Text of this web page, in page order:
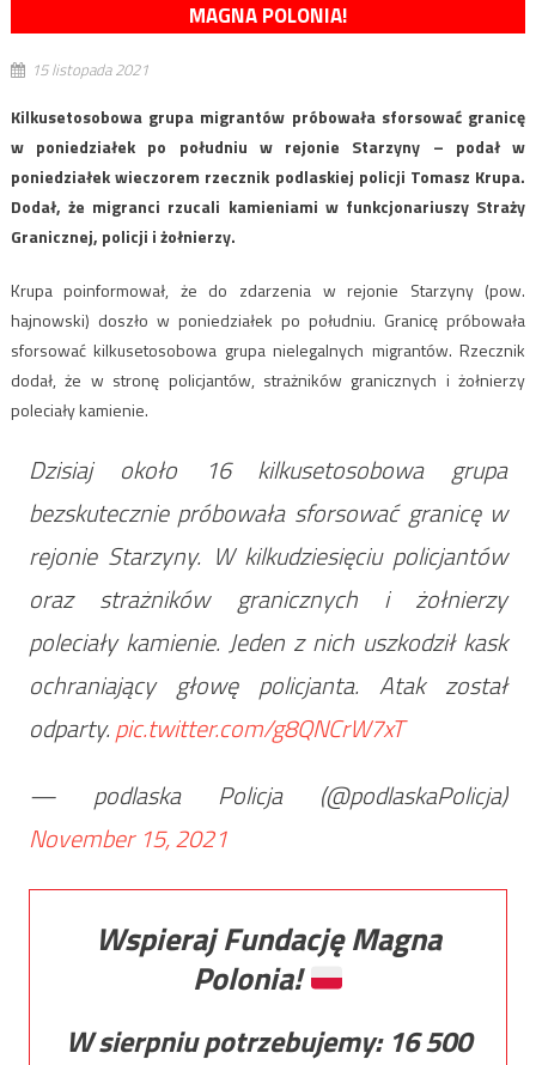
MAGNA POLONIA!
15 listopada 2021
Kilkusetosobowa grupa migrantów próbowała sforsować granicę
w poniedziałek po południu w rejonie Starzyny – podał w
poniedziałek wieczorem rzecznik podlaskiej policji Tomasz Krupa.
Dodał, że migranci rzucali kamieniami w funkcjonariuszy Straży
Granicznej, policji i żołnierzy.
Krupa poinformował, że do zdarzenia w rejonie Starzyny (pow.
hajnowski) doszło w poniedziałek po południu. Granicę próbowała
sforsować kilkusetosobowa grupa nielegalnych migrantów. Rzecznik
dodał, że w stronę policjantów, strażników granicznych i żołnierzy
poleciały kamienie.
Dzisiaj około 16 kilkusetosobowa grupa
bezskutecznie próbowała sforsować granicę w
rejonie Starzyny. W kilkudziesięciu policjantów
oraz strażników granicznych i żołnierzy
poleciały kamienie. Jeden z nich uszkodził kask
ochraniający głowę policjanta. Atak został
odparty.pic.twitter.com/g8QNCrW7xT
— podlaska Policja (@podlaskaPolicja)
November 15, 2021
Wspieraj Fundację Magna
Polonia!
W sierpniu potrzebujemy: 16 500